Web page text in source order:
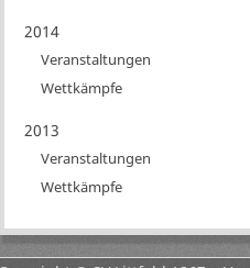
2014
Veranstaltungen
Wettkämpfe
2013
Veranstaltungen
Wettkämpfe